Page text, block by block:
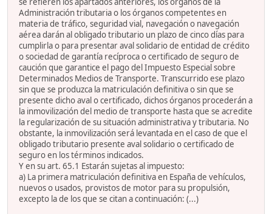
Administración tributaria o los órganos competentes en
materia de tráfico, seguridad vial, navegación o navegación
aérea darán al obligado tributario un plazo de cinco días para
cumplirla o para presentar aval solidario de entidad de crédito
o sociedad de garantía recíproca o certificado de seguro de
caución que garantice el pago del Impuesto Especial sobre
Determinados Medios de Transporte. Transcurrido ese plazo
sin que se produzca la matriculación definitiva o sin que se
presente dicho aval o certificado, dichos órganos procederán a
la inmovilización del medio de transporte hasta que se acredite
la regularización de su situación administrativa y tributaria. No
obstante, la inmovilización será levantada en el caso de que el
obligado tributario presente aval solidario o certificado de
seguro en los términos indicados.
Y en su art. 65.1 Estarán sujetas al impuesto:
a) La primera matriculación definitiva en España de vehículos,
nuevos o usados, provistos de motor para su propulsión,
excepto la de los que se citan a continuación: (...)